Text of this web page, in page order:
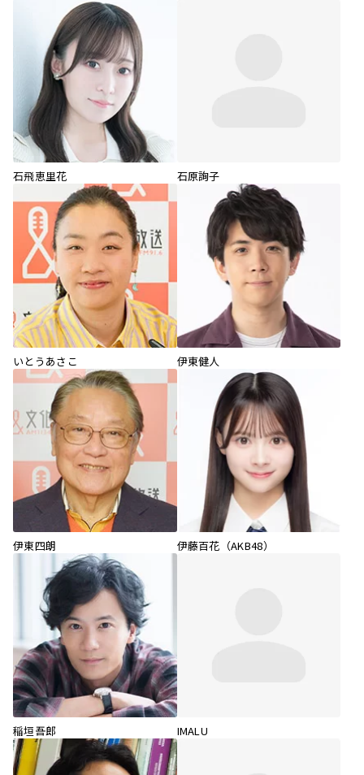
石飛恵里花 石原詢子
いとうあさこ 伊東健人
伊東四朗 伊藤百花（AKB48）
稲垣吾郎 IMALU